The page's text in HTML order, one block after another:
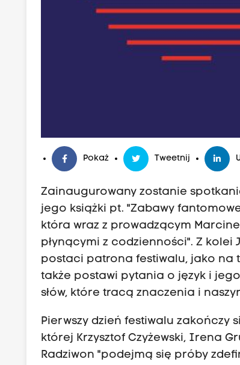
Pokaż Tweetnij
Zainaugurowany zostanie
jego książki pt. "Zabawy
która wraz z prowadzącym
płynącymi z codzienności". Z kolei
postaci patrona festiwalu, jako na
także postawi pytania o język i
słów, które tracą znaczenia i
Pierwszy dzień festiwalu zakończy
której Krzysztof Czyżewski, Irena
Radziwon "podejmą się próby